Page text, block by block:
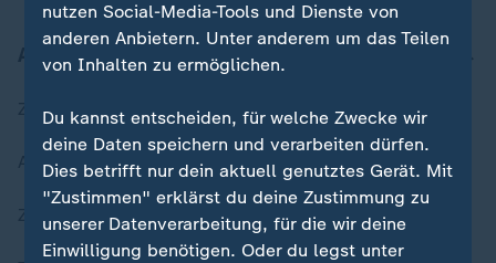
Aktuell bei ZDFheute
Zuletzt veröffentlicht
Aktuelle Sendungs-Videos
ZDFheute Stories
nutzen Social-Media-Tools und Dienste von
anderen Anbietern. Unter anderem um das Teilen
von Inhalten zu ermöglichen.
Du kannst entscheiden, für welche Zwecke wir
deine Daten speichern und verarbeiten dürfen.
Dies betrifft nur dein aktuell genutztes Gerät. Mit
"Zustimmen" erklärst du deine Zustimmung zu
unserer Datenverarbeitung, für die wir deine
Einwilligung benötigen. Oder du legst unter